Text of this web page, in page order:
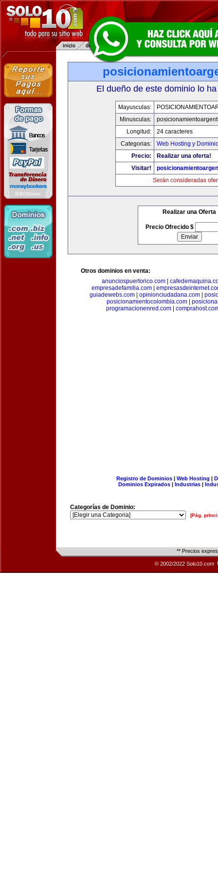
El dueño de este dominio lo
Mayusculas:
Minusculas:
Longitud:
24 caracteres
Categorias:
Web Hosting y
Precio:
Realizar una oferta!
Visitar!
Serán consideradas
Realizar una Oferta
Precio Ofrecido $
Otros dominios en venta:
anunciospuertorico.com|
empresadefamilia.com
guiadewebs.com
opinionciudadana.com
posicionamientocolombia.com|
programacionenred.com
Registro de Dominios| Web Hosting |
Dominios Expirados | Industrias |
Categorías de Dominio:
[Pág.
** Precios
© 2002/2022 Solo10.com